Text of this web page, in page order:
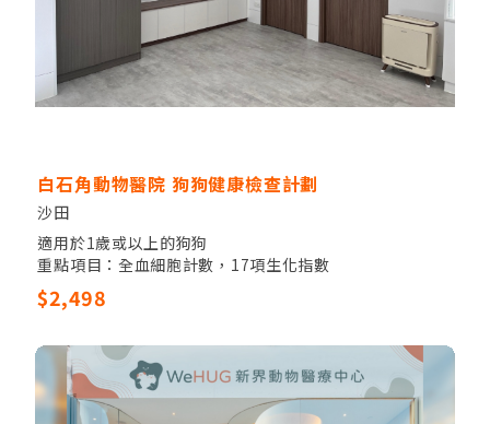
白石角動物醫院 狗狗健康檢查計劃
沙田
適用於1歲或以上的狗狗
重點項目：全血細胞計數，17項生化指數
其他項目：獸醫觸診，電解質檢驗，尿液檢測
$2,498